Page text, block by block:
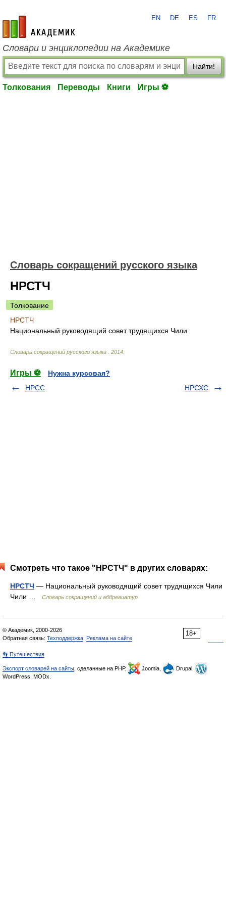
academic.ru
EN DE ES FR
Словари и энциклопедии на Академике
Найти!
Толкования Переводы Книги Игры ⚽
Словарь сокращений русского языка
НРСТЧ
Толкование
НРСТЧ
Национальный руководящий совет трудящихся Чили
Словарь сокращений русского языка 2014
Игры ⚽
Нужна курсовая?
НРСС
НРСХС
Смотреть что такое "НРСТЧ" в других словарях:
НРСТЧ — Национальный руководящий совет трудящихся Чили
Чили …
Словарь сокращений и аббревиатур
18+
© Академик, 2000-2026
Обратная связь: Техподдержка Реклама на сайте
👣 Путешествия
Экспорт словарей на сайты , сделанные на PHP, Joomla,
Drupal,
WordPress, MODx.